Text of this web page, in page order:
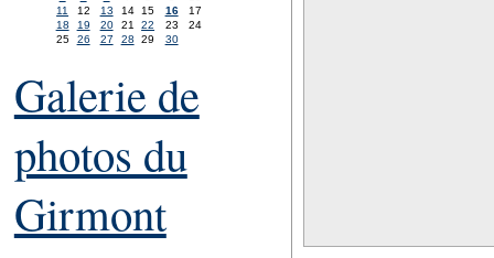
11
12 13 14 15 16
17
18
19 20 21 22 23
24
25
26 27 28 29 30
Galerie de
photos du
Girmont